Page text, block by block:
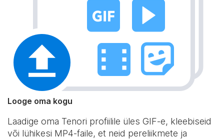
Looge oma kogu
Laadige oma Tenori profiilile üles GIF-e, kleebiseid
või lühikesi MP4-faile, et neid pereliikmete ja